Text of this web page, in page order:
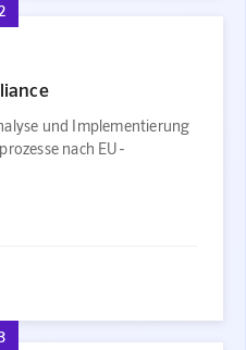
und Implementierung
nach EU-